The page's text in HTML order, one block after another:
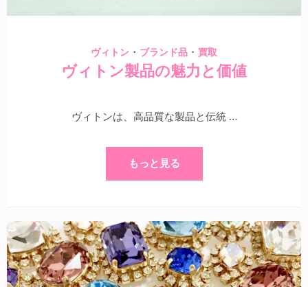
ヴィトン ・ ブランド品 ・ 買取
ヴィトン製品の魅力と価値
ヴィトンは、高品質な製品と伝統 …
もっと見る